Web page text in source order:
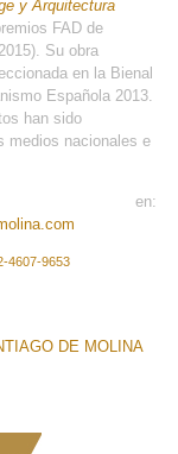
y Arquitectura
FAD de
Su obra
en la Bienal
Española 2013.
han sido
medios nacionales e
en:
4607-9653
DE MOLINA